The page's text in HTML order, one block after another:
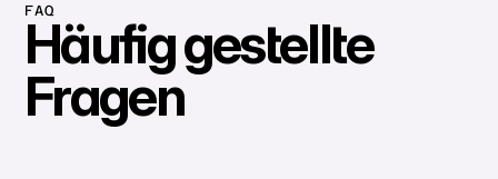
FAQ
Häufig gestellte
Fragen